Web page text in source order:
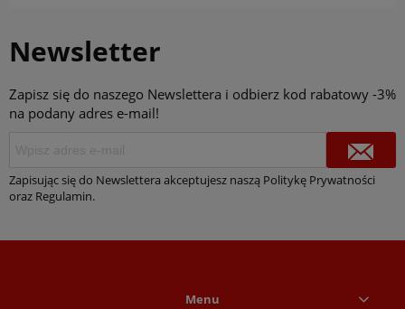
Newsletter
Zapisz się do naszego Newslettera i odbierz kod rabatowy -3%
na podany adres e-mail!
Zapisując się do Newslettera akceptujesz naszą Politykę Prywatności
oraz Regulamin.
Menu